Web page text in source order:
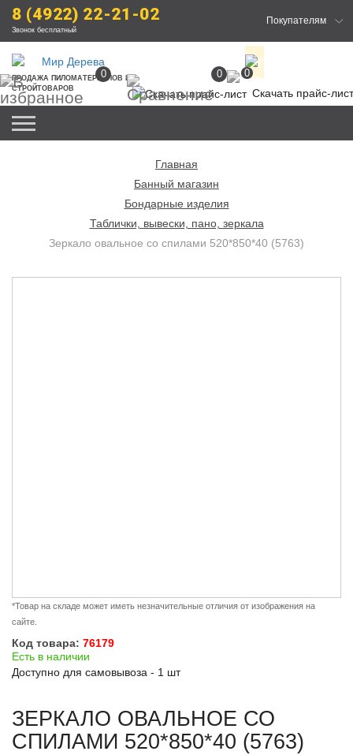
8 (4922) 22-21-02
Звонок бесплатный
Покупателям
ПРОДАЖА ПИЛОМАТЕРИАЛОВ И
СТРОЙТОВАРОВ
Скачать прайс-лист
0 0 0
Главная
Банный магазин
Бондарные изделия
Таблички, вывески, пано, зеркала
Зеркало овальное со спилами 520*850*40 (5763)
*Товар на складе может иметь незначительные отличия от изображения на
сайте.
Код товара: 76179
Есть в наличии
Доступно для самовывоза - 1 шт
ЗЕРКАЛО ОВАЛЬНОЕ СО
СПИЛАМИ 520*850*40 (5763)